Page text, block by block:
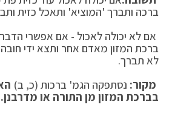
ברכה ותברך 'המוציא' ותאכל כזית
אם לא יכולה לאכול - אם אפשרי
ברכת המזון מאדם אחר ותצא ידי
לא תברך.
מקור: נסתפקה הגמ' ברכות (כ, ב)
בברכת המזון מן התורה או מדרבנן.